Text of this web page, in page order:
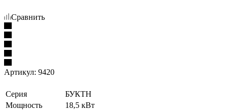
Сравнить
Артикул: 9420
Серия
БУКТН
Мощность
18,5 кВт